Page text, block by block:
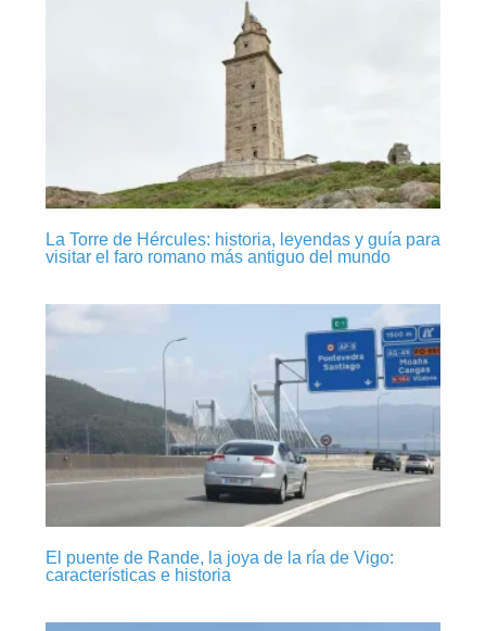
La Torre de Hércules: historia, leyendas y guía para
visitar el faro romano más antiguo del mundo
El puente de Rande, la joya de la ría de Vigo:
características e historia